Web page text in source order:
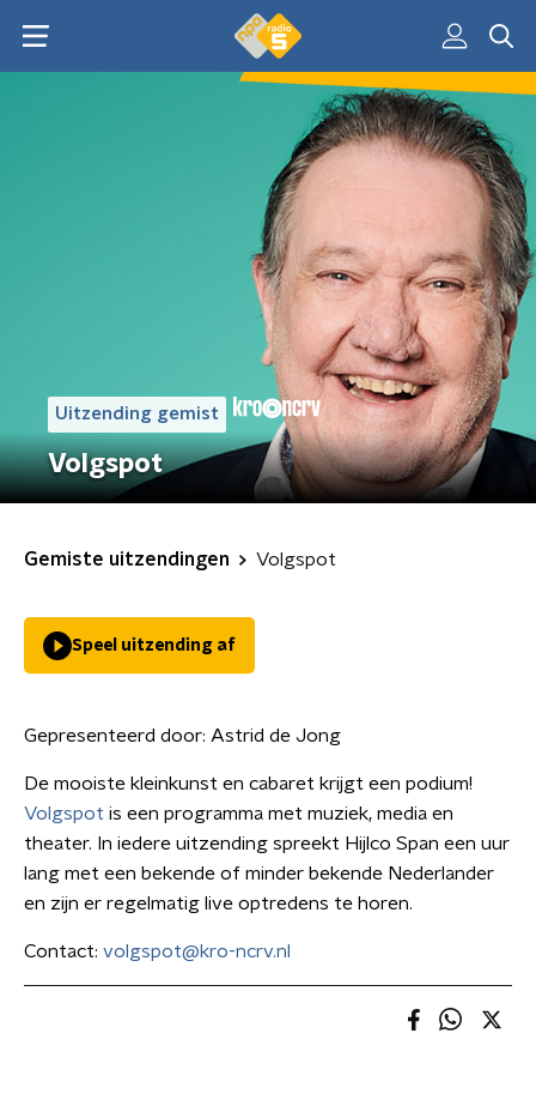
Uitzending gemist
Volgspot
Gemiste uitzendingen Volgspot
Speel uitzending af
Gepresenteerd door: Astrid de Jong
De mooiste kleinkunst en cabaret krijgt een podium!
Volgspot is een programma met muziek, media en
theater. In iedere uitzending spreekt Hijlco Span een uur
lang met een bekende of minder bekende Nederlander
en zijn er regelmatig live optredens te horen.
Contact: volgspot@kro-ncrv.nl